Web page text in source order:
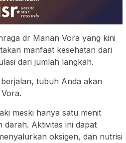
dr Manan Vora yang kini
manfaat kesehatan dari
dari jumlah langkah.
tubuh Anda akan
meski hanya satu menit
darah. Aktivitas ini dapat
oksigen, dan nutrisi